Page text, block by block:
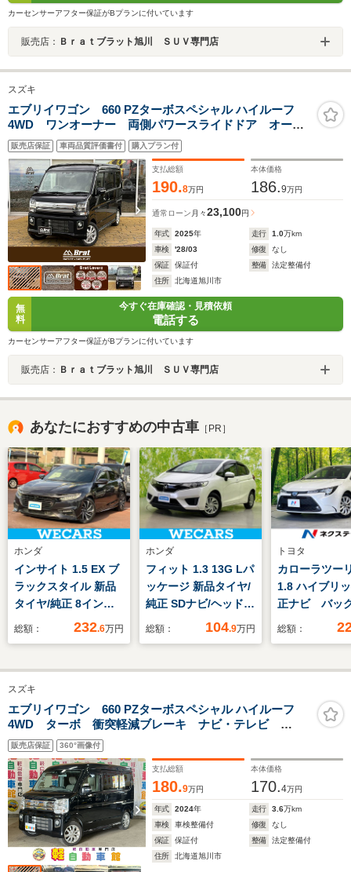
カーセンサーアフター保証がBプランに付いています
販売店： Ｂｒａｔブラット旭川 ＳＵＶ専門店
スズキ
エブリイワゴン 660 PZターボスペシャル ハイルーフ
4WD ワンオーナー 両側パワースライドドア オート
ステップ(左) 運転席シートヒーター プッシュスター
ト スマートキー LEDヘッドライト リアソナー
販売店保証 車両品質評価書付 購入プラン付
支払総額
190.8万円
本体価格
186.9万円
通常ローン 月々23,100円
年式 2025年 走行 1.0万km
車検
'28/03 修復
なし
保証
保証付 整備
法定整備付
住所
北海道旭川市
無
料
今すぐ在庫確認・見積依頼
電話する
カーセンサーアフター保証がBプランに付いています
販売店： Ｂｒａｔブラット旭川 ＳＵＶ専門店
あなたにおすすめの中古車 ［PR］
ホンダ
インサイト 1.5 EX ブ
ラックスタイル 新品
タイヤ/純正 8インチ
SDナビ/ホンダセンシ
援システム/ヘッドラ
ンプ LED/USBジャッ
ク/Bluetooth接
続/ETC2.0
総額： 232.6万円
ホンダ
フィット 1.3 13G Lパ
ッケージ 新品タイヤ/
純正 SDナビ/ヘッドラ
ンプ HID/ETC/EBD付
プ/ワンセグTV/エアバ
グ 助手席
総額： 104.9万円
トヨタ
カローラツー
1.8 ハイブリ
正ナビ バッ
ラ AC100V
ラレコ 障害
マートキー
ド ETC オ
能
総額：
スズキ
エブリイワゴン 660 PZターボスペシャル ハイルーフ
4WD ターボ 衝突軽減ブレーキ ナビ・テレビ
Bluetooth対応 両側PWスライドドア ESC ドライブ
レコーダ ETC2.0 Bガイドモニター アイドルS イン
テリK 運転席シートヒーター
販売店保証 360°画像付
支払総額
180.9万円
本体価格
170.4万円
年式 2024年 走行 3.6万km
車検
車検整備付 修復
なし
保証
保証付 整備
法定整備付
住所
北海道旭川市